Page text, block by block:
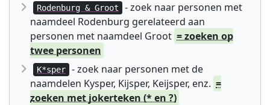
Rodenburg & Groot
- zoek naar personen met
naamdeel Rodenburg gerelateerd aan
personen met naamdeel Groot = zoeken op
twee personen
K*sper
- zoek naar personen met de
naamdelen Kysper, Kijsper, Keijsper, enz. =
zoeken met jokerteken (* en ?)